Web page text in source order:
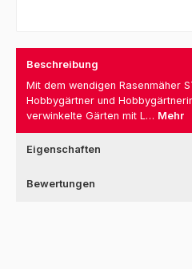
Beschreibung
Mit dem wendigen Rasenmäher
Hobbygärtner und
verwinkelte Gärten mit L… Mehr
Eigenschaften
Bewertungen